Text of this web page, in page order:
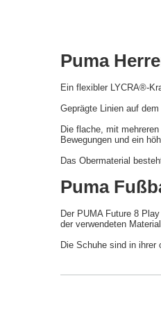
Puma
Ein flexibler LYCRA®-
Geprägte Linien auf
Die flache, mit
Bewegungen und ein
Das Obermaterial
Puma
Der PUMA Future 8
der verwendeten
Die Schuhe sind in ihrer